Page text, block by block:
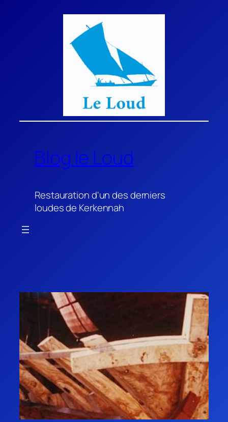
Blog le Loud
Restauration d'un des derniers
loudes de Kerkennah